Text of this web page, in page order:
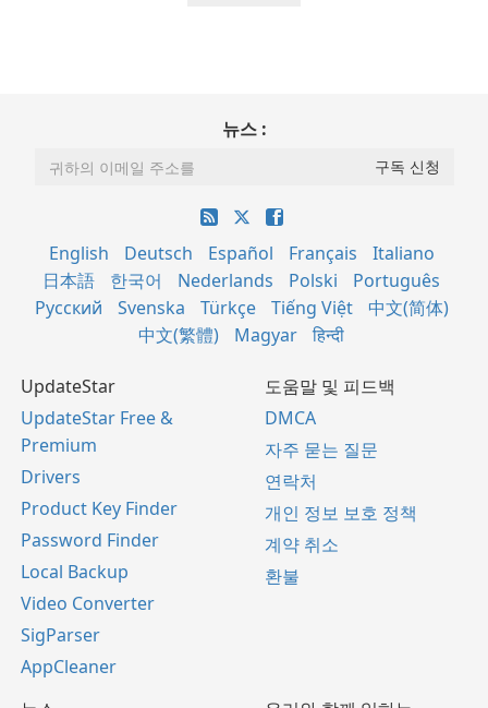
뉴스 :
English Deutsch Español Français
Italiano
日本語
한국어 Nederlands Polski
Português
Русский
Svenska Türkçe Tiếng Việt
中文(简体)
中文(繁體)
Magyar हिन्दी
UpdateStar
UpdateStar Free &
Premium
Drivers
Product Key Finder
Password Finder
Local Backup
Video Converter
SigParser
AppCleaner
도움말 및 피드백
DMCA
자주 묻는 질문
연락처
개인 정보 보호 정책
계약 취소
환불